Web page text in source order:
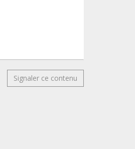
Signaler ce contenu